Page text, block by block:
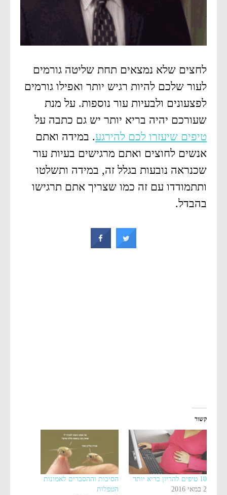
לחצים שלא נמצאים תחת שליטה גורמים
לעור שלכם להיות רגיש יותר ואפילו גורמים
לפצעונים ולבעיות עור נוספות. על מנת
שעורכם יהיה בריא יותר יש גם כתבה על
טיפים שיעזרו לכם להירגע. במידה ואתם
אנשים לחוצים ואתם מרגישים בעיות עור
שכנראה נובעות בגלל זה, במידה ותשלטו
ותתמודדו עם זה כמו שצריך אתם תרגישו
בהבדל.
קשור
10 טיפים להריון בריא יותר
2 במאי 2016
הסיבות וההסברים לאמונות
הטפלות